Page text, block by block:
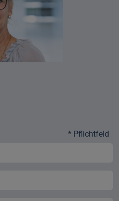
* Pflichtfeld